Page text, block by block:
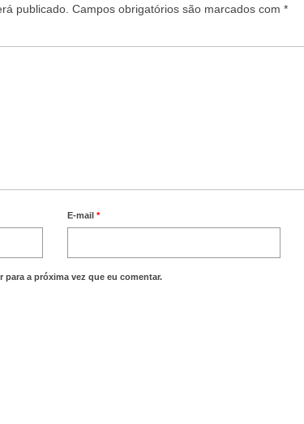
publicado. Campos obrigatórios são marcados com *
E-mail*
para a próxima vez que eu comentar.